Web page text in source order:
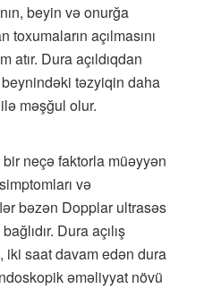
beyin və onurğa
açılmasını
atır. Dura açıldıqdan
təzyiqin daha
məşğul olur.
bir neçə faktorla müəyyən
və
bəzən Dopplar ultrasəs
Dura açılış
iki saat davam edən dura
əməliyyat növü